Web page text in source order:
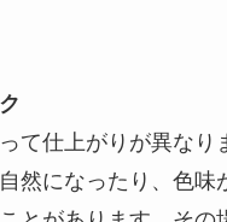
て仕上がりが異なり
然になったり、色味